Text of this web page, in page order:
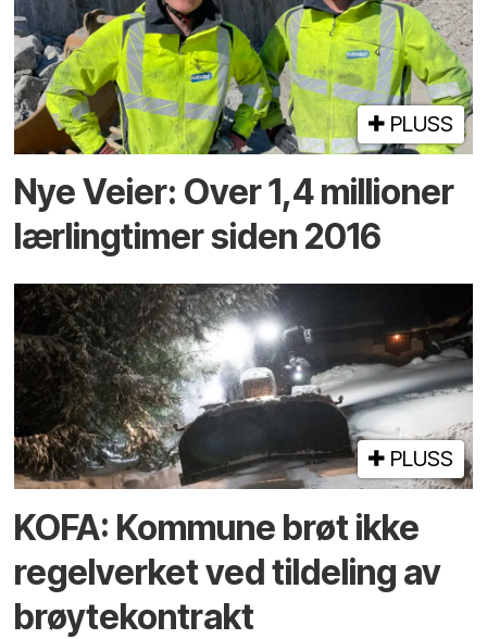
PLUSS
Nye Veier: Over 1,4 millioner
lærlingtimer siden 2016
PLUSS
KOFA: Kommune brøt ikke
regelverket ved tildeling av
brøytekontrakt